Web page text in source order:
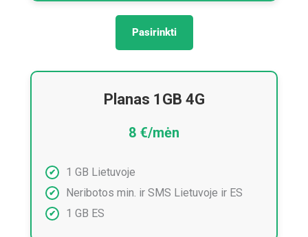
Pasirinkti
Planas 1GB 4G
8 €/mėn
1 GB Lietuvoje
Neribotos min. ir SMS Lietuvoje ir ES
1 GB ES